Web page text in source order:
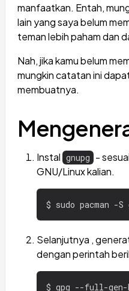
manfaatkan. Entah,
lain yang saya belum
teman lebih paham dan
Nah, jika kamu belum
mungkin catatan ini
membuatnya.
Instal gnupg -
GNU/Linux kalian.
Selanjutnya ,
dengan perintah